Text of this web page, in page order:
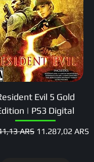
Evil 5 Gold
| PS3 Digital
ARS Precio de oferta
11.287,02 ARS